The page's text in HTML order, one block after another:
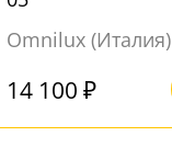
Omnilux (Италия)
14 100 ₽